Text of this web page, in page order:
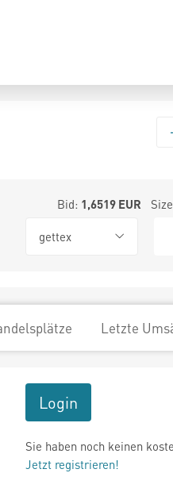
Bid: 1,6519EUR
gettex
Letzte
Login
Sie haben noch keinen
Jetzt registrieren!